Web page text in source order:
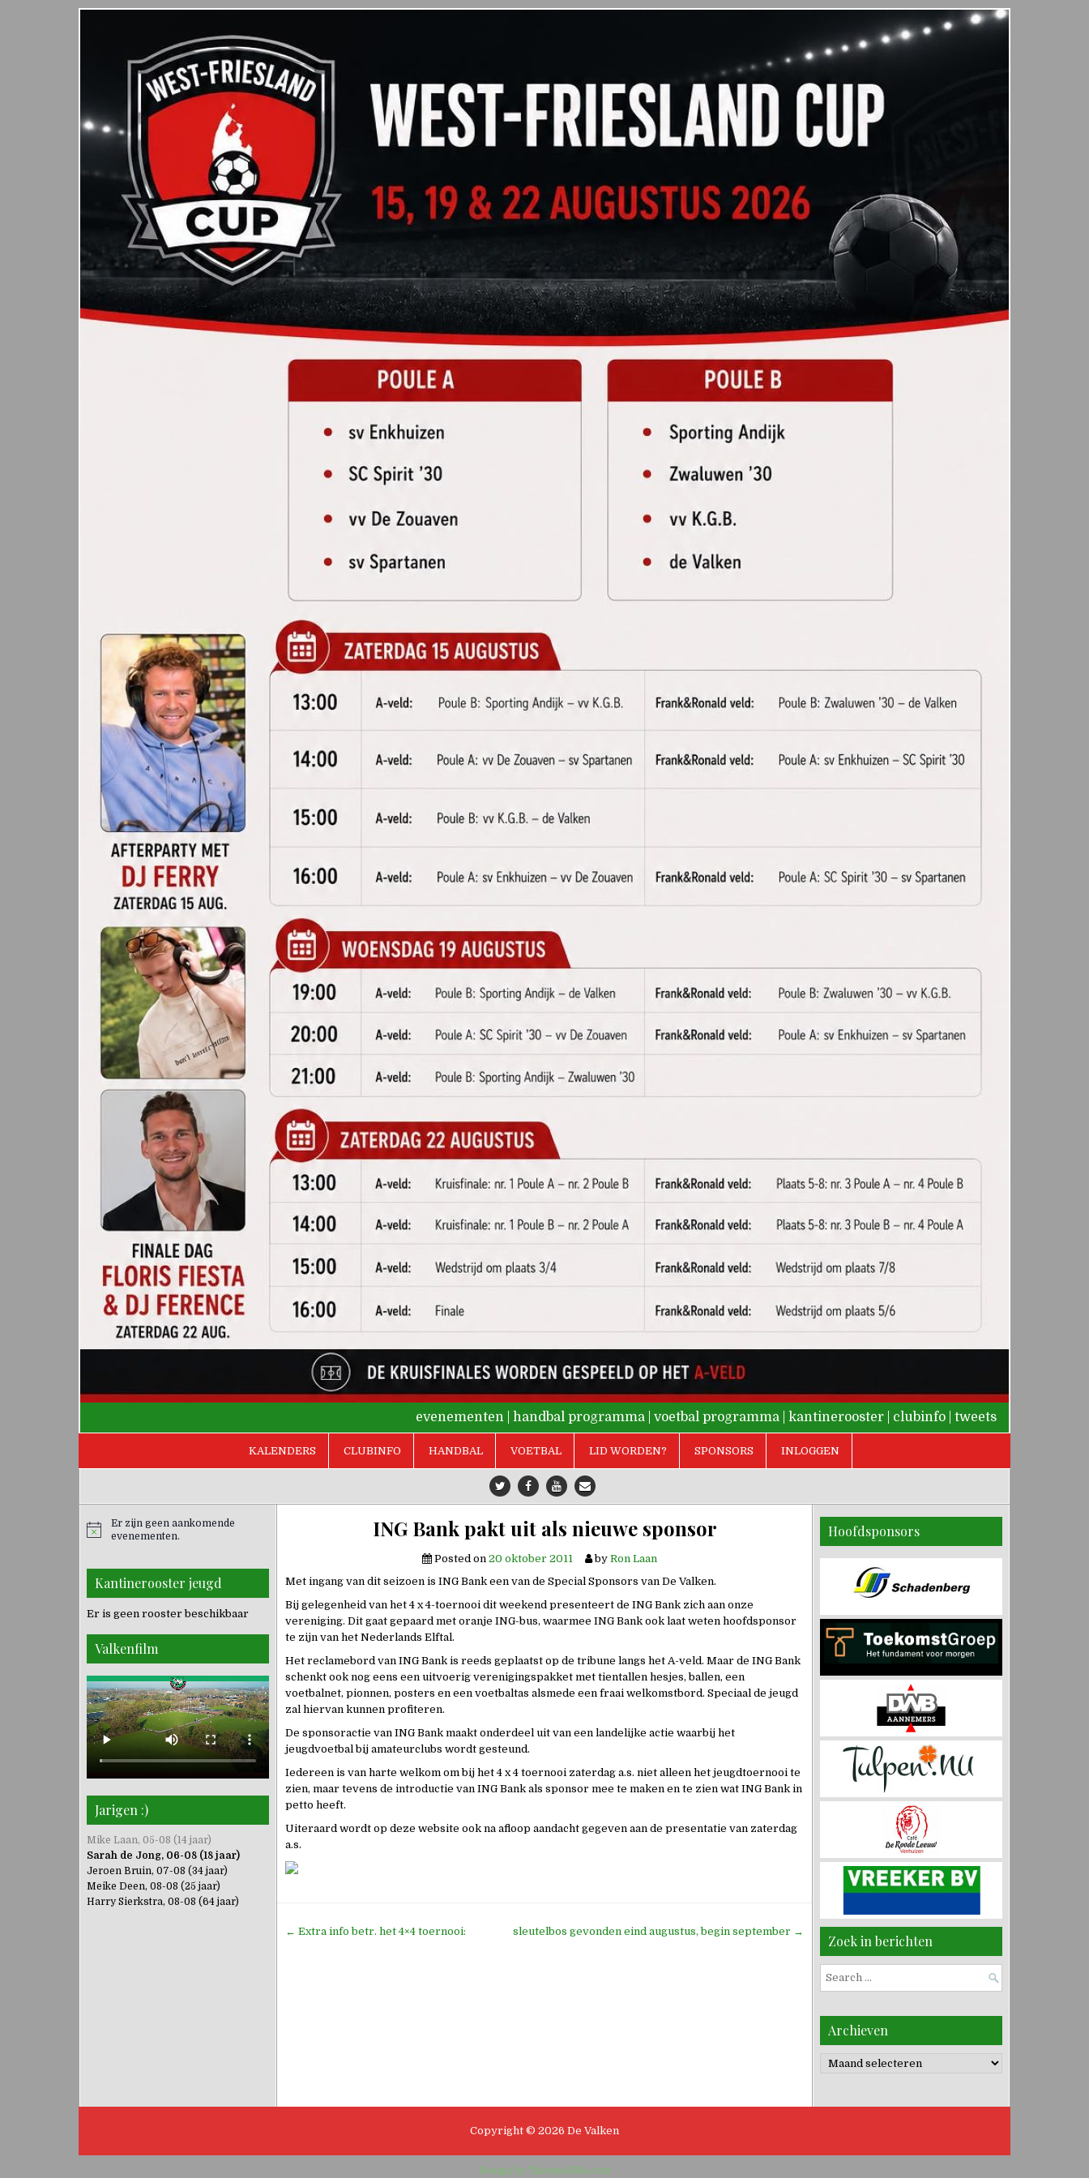
evenementen handbal programma voetbal programma kantinerooster clubinfo tweets
KALENDERS CLUBINFO HANDBAL VOETBAL LID WORDEN? SPONSORS INLOGGEN
ING Bank pakt uit als nieuwe sponsor
Posted on 20 oktober 2011 by Ron Laan
Met ingang van dit seizoen is ING Bank een van de Special Sponsors van De Valken.
Bij gelegenheid van het 4 x 4-toernooi dit weekend presenteert de ING Bank zich aan onze
vereniging. Dit gaat gepaard met oranje ING-bus, waarmee ING Bank ook laat weten hoofdsponsor
te zijn van het Nederlands Elftal.
Het reclamebord van ING Bank is reeds geplaatst op de tribune langs het A-veld. Maar de ING Bank
schenkt ook nog eens een uitvoerig verenigingspakket met tientallen hesjes, ballen, een
voetbalnet, pionnen, posters en een voetbaltas alsmede een fraai welkomstbord. Speciaal de jeugd
zal hiervan kunnen profiteren.
De sponsoractie van ING Bank maakt onderdeel uit van een landelijke actie waarbij het
jeugdvoetbal bij amateurclubs wordt gesteund.
Iedereen is van harte welkom om bij het 4 x 4 toernooi zaterdag a.s. niet alleen het jeugdtoernooi te
zien, maar tevens de introductie van ING Bank als sponsor mee te maken en te zien wat ING Bank in
petto heeft.
Uiteraard wordt op deze website ook na afloop aandacht gegeven aan de presentatie van zaterdag
a.s.
Bericht
← Extra info betr. het 4×4 toernooi: sleutelbos gevonden eind augustus, begin september →
Er zijn geen aankomende
evenementen.
Kantinerooster jeugd
Er is geen rooster beschikbaar
Valkenfilm
Jarigen :)
Mike Laan, 05-08 (14 jaar)
Sarah de Jong, 06-08 (18 jaar)
Jeroen Bruin, 07-08 (34 jaar)
Meike Deen, 08-08 (25 jaar)
Harry Sierkstra, 08-08 (64 jaar)
Hoofdsponsors
Zoek in berichten
Search
for:
Archieven
Archieven
Copyright © 2026 De Valken
Design by ThemesDNA.com